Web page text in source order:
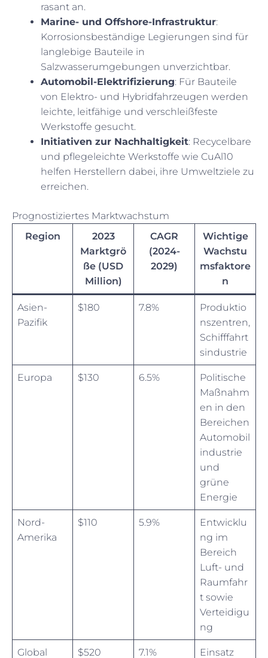
rasant an.
Marine- und Offshore-Infrastruktur:
Korrosionsbeständige Legierungen sind für
langlebige Bauteile in
Salzwasserumgebungen unverzichtbar.
Automobil-Elektrifizierung: Für Bauteile
von Elektro- und Hybridfahrzeugen werden
leichte, leitfähige und verschleißfeste
Werkstoffe gesucht.
Initiativen zur Nachhaltigkeit: Recycelbare
und pflegeleichte Werkstoffe wie CuAl10
helfen Herstellern dabei, ihre Umweltziele zu
erreichen.
Prognostiziertes Marktwachstum
Region
2023
Marktgrö
ße (USD
Million)
CAGR
(2024-
2029)
Wichtige
Wachstu
msfaktore
n
Asien-
Pazifik
$180 7.8%
Produktio
nszentren,
Schifffahrt
sindustrie
Europa $130 6.5%
Politische
Maßnahm
en in den
Bereichen
Automobil
industrie
und
grüne
Energie
Nord-
Amerika
$110 5.9%
Entwicklu
ng im
Bereich
Luft- und
Raumfahr
t sowie
Verteidigu
ng
Global $520 7.1% Einsatz